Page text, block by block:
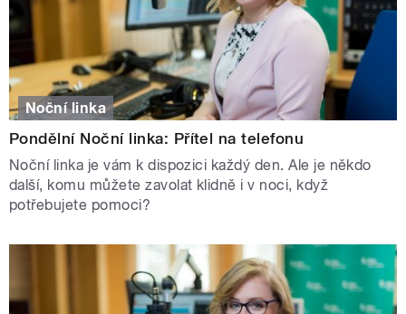
Noční linka
Pondělní Noční linka: Přítel na telefonu
Noční linka je vám k dispozici každý den. Ale je někdo
další, komu můžete zavolat klidně i v noci, když
potřebujete pomoci?